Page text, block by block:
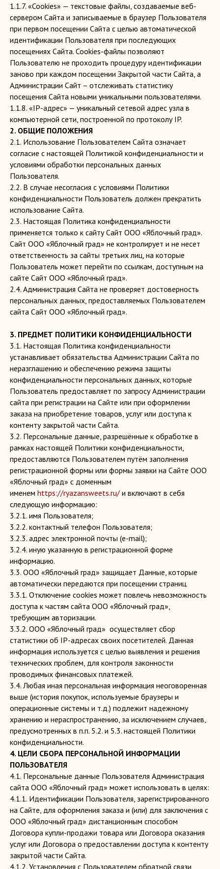
1.1.7. «Cookies» — текстовые файлы, создаваемые веб-
сервером Сайта и записываемые в браузер Пользователя
при первом посещении Сайта с целью автоматической
идентификации Пользователя при последующих
посещениях Сайта. Cookies-файлы позволяют
Пользователю не проходить процедуру идентификации
заново при каждом посещении Закрытой части Сайта, а
Администрации Сайт – отслеживать статистику
посещения Сайта новыми уникальными пользователями.
1.1.8. «IP-адрес» — уникальный сетевой адрес узла в
компьютерной сети, построенной по протоколу IP.
2. ОБЩИЕ ПОЛОЖЕНИЯ
2.1. Использование Пользователем Сайта означает
согласие с настоящей Политикой конфиденциальности и
условиями обработки персональных данных
Пользователя.
2.2. В случае несогласия с условиями Политики
конфиденциальности Пользователь должен прекратить
использование Сайта.
2.3. Настоящая Политика конфиденциальности
применяется только к сайту Сайт ООО «Яблочный град».
Сайт ООО «Яблочный град» не контролирует и не несет
ответственность за сайты третьих лиц, на которые
Пользователь может перейти по ссылкам, доступным на
сайте Сайт ООО «Яблочный град».
2.4. Администрация Сайта не проверяет достоверность
персональных данных, предоставляемых Пользователем
сайта Сайт ООО «Яблочный град».
3. ПРЕДМЕТ ПОЛИТИКИ КОНФИДЕНЦИАЛЬНОСТИ
3.1. Настоящая Политика конфиденциальности
устанавливает обязательства Администрации Сайта по
неразглашению и обеспечению режима защиты
конфиденциальности персональных данных, которые
Пользователь предоставляет по запросу Администрации
сайта при регистрации на Сайте или при оформлении
заказа на приобретение товаров, услуг или доступа к
контенту закрытой части Сайта.
3.2. Персональные данные, разрешённые к обработке в
рамках настоящей Политики конфиденциальности,
предоставляются Пользователем путём заполнения
регистрационной формы или формы заявки на Сайте ООО
«Яблочный град» с доменным
именем https://ryazansweets.ru/ и включают в себя
следующую информацию:
3.2.1. имя Пользователя;
3.2.2. контактный телефон Пользователя;
3.2.3. адрес электронной почты (e-mail);
3.2.4. иную указанную в регистрационной форме
информацию.
3.3. ООО «Яблочный град» защищает Данные, которые
автоматически передаются при посещении страниц.
3.3.1. Отключение cookies может повлечь невозможность
доступа к частям сайта ООО «Яблочный град»,
требующим авторизации.
3.3.2. ООО «Яблочный град» осуществляет сбор
статистики об IP-адресах своих посетителей. Данная
информация используется с целью выявления и решения
технических проблем, для контроля законности
проводимых финансовых платежей.
3.4. Любая иная персональная информация неоговоренная
выше (история покупок, используемые браузеры и
операционные системы и т.д.) подлежит надежному
хранению и нераспространению, за исключением случаев,
предусмотренных в п.п. 5.2. и 5.3. настоящей Политики
конфиденциальности.
4. ЦЕЛИ СБОРА ПЕРСОНАЛЬНОЙ ИНФОРМАЦИИ
ПОЛЬЗОВАТЕЛЯ
4.1. Персональные данные Пользователя Администрация
сайта ООО «Яблочный град» может использовать в целях:
4.1.1. Идентификации Пользователя, зарегистрированного
на Сайте, для оформления заказа и (или) для заключения с
ООО «Яблочный град» дистанционным способом
Договора купли-продажи товара или Договора оказания
услуг или Договора о предоставлении доступа к контенту
закрытой части Сайта.
4.1.2. Установления с Пользователем обратной связи,